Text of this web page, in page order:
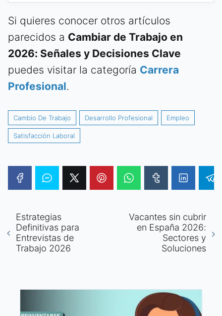
Si quieres conocer otros artículos
parecidos a Cambiar de Trabajo en
2026: Señales y Decisiones Clave
puedes visitar la categoría Carrera
Profesional.
Cambio De Trabajo Desarrollo Profesional Empleo
Satisfacción Laboral
Estrategias
Definitivas para
Entrevistas de
Trabajo 2026
Vacantes sin cubrir
en España 2026:
Sectores y
Soluciones